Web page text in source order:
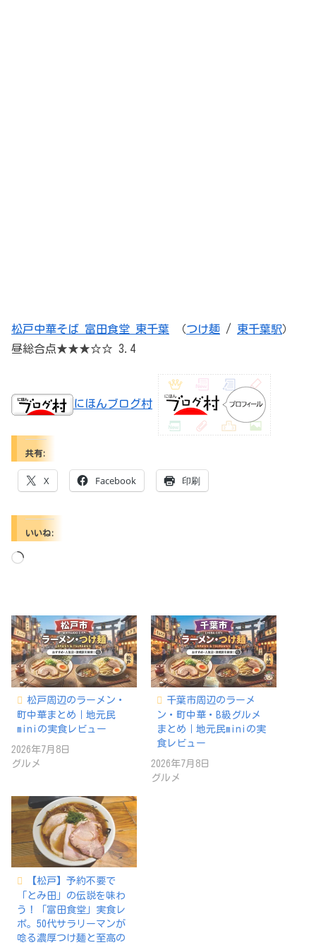
松戸中華そば 富田食堂 東千葉 （つけ麺 / 東千葉駅）
昼総合点★★★☆☆ 3.4
にほんブログ村
共有:
X Facebook 印刷
いいね:
読
み
中…
松戸周辺のラーメン・
町中華まとめ｜地元民
miniの実食レビュー
2026年7月8日
グルメ
千葉市周辺のラーメ
ン・町中華・B級グルメ
まとめ｜地元民miniの実
食レビュー
2026年7月8日
グルメ
【松戸】予約不要で
「とみ田」の伝説を味わ
う！「富田食堂」実食レ
ポ。50代サラリーマンが
唸る濃厚つけ麺と至高の